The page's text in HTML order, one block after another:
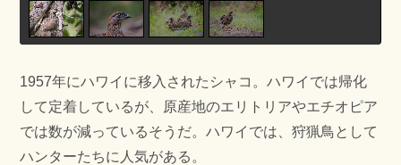
1957年にハワイに移入されたシャコ。ハワイでは帰化
して定着しているが、原産地のエリトリアやエチオピア
では数が減っているそうだ。ハワイでは、狩猟鳥として
ハンターたちに人気がある。